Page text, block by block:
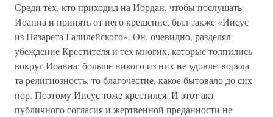
Среди тех, кто приходил на Иордан, чтобы послушать
Иоанна и принять от него крещение, был также «Иисус
из Назарета Галилейского». Он, очевидно, разделял
убеждение Крестителя и тех многих, которые толпились
вокруг Иоанна: больше никого из них не удовлетворяла
та религиозность, то благочестие, какое бытовало до сих
пор. Поэтому Иисус тоже крестился. И этот акт
публичного согласия и жертвенной преданности не